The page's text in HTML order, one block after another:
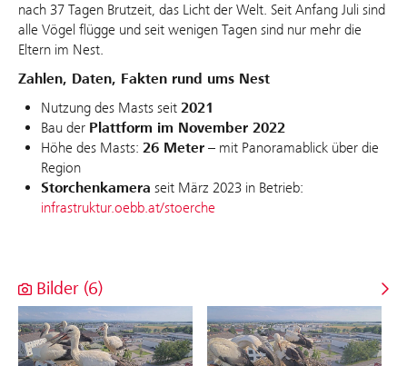
nach 37 Tagen Brutzeit, das Licht der Welt. Seit Anfang Juli sind
alle Vögel flügge und seit wenigen Tagen sind nur mehr die
Eltern im Nest.
Zahlen, Daten, Fakten rund ums Nest
Nutzung des Masts seit 2021
Bau der Plattform im November 2022
Höhe des Masts: 26 Meter – mit Panoramablick über die
Region
Storchenkamera seit März 2023 in Betrieb:
infrastruktur.oebb.at/stoerche
Bilder (6)